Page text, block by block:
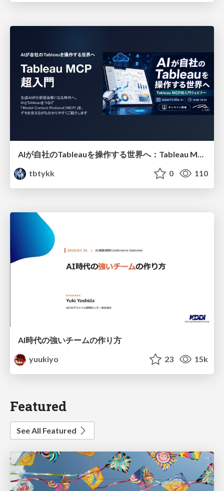
tbtykk
0 110
AI時代の強いチームの作り方
yuukiyo
23 15k
Featured
See All Featured